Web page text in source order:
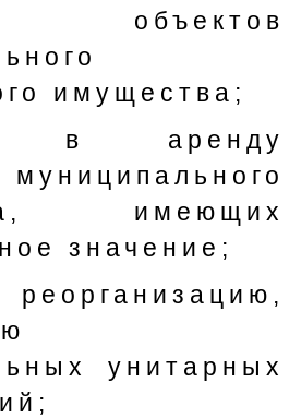
объектов
имущества;
в аренду
имеющих
значение;
реорганизацию,
унитарных